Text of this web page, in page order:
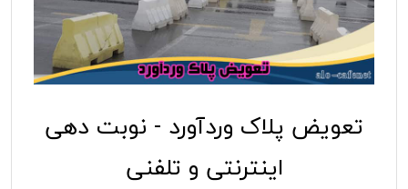
تعویض پلاک وردآورد - نوبت دهی
اینترنتی و تلفنی